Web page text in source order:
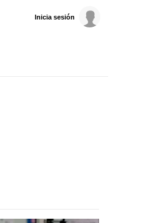
Inicia sesión